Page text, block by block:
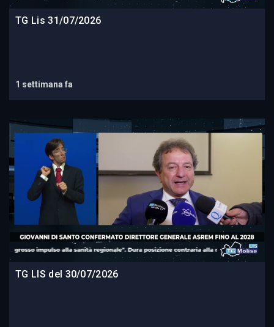
TG Lis 31/07/2026
1 settimana fa
TG LIS del 30/07/2026